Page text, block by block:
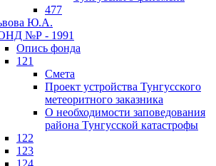
477
Ю.А.
№Р - 1991
Опись фонда
121
Смета
Проект устройства Тунгусского
метеоритного заказника
О необходимости заповедования
района Тунгусской катастрофы
122
123
124